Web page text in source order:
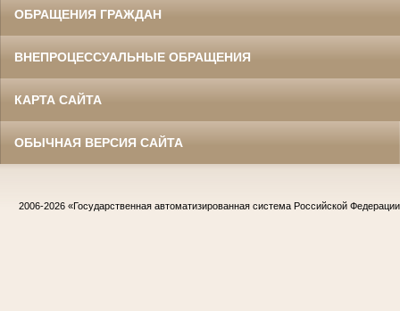
ОБРАЩЕНИЯ ГРАЖДАН
ВНЕПРОЦЕССУАЛЬНЫЕ ОБРАЩЕНИЯ
КАРТА САЙТА
ОБЫЧНАЯ ВЕРСИЯ САЙТА
2006-2026 «Государственная автоматизированная система Российской